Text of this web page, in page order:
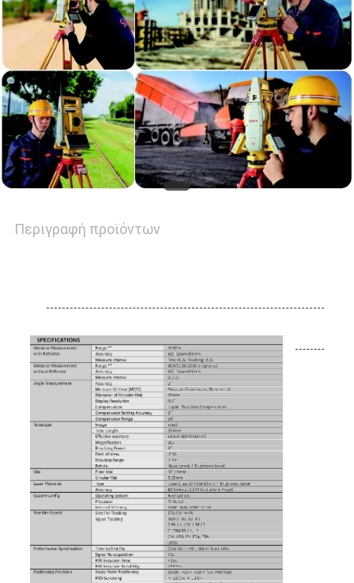
SITEMAP
PRIVACY
POLICY
Περιγραφή προϊόντων